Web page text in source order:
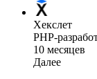
Хекслет
PHP-
10 месяцев
Далее